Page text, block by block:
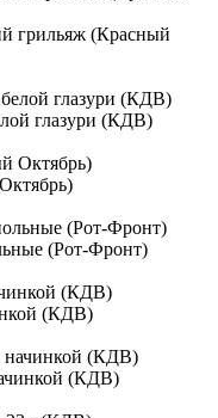
грильяж (Красный
глазури (КДВ)
(Рот-Фронт)
(КДВ)
(КДВ)